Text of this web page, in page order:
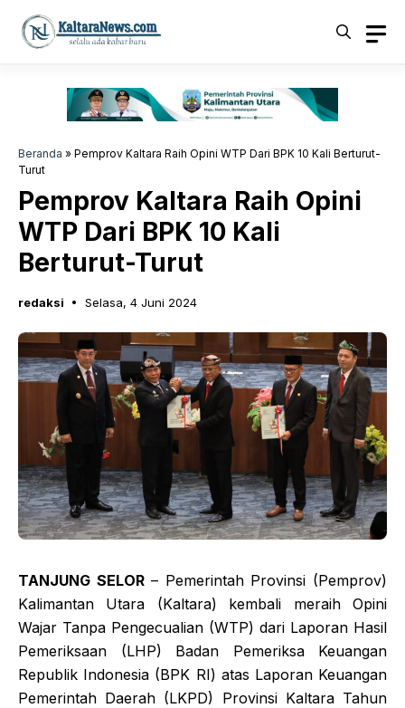
Langsung
Beranda » Pemprov Kaltara Raih Opini WTP Dari BPK 10 Kali Berturut-
Turut
Pemprov Kaltara Raih Opini
WTP Dari BPK 10 Kali
Berturut-Turut
redaksi Selasa, 4 Juni 2024
TANJUNG SELOR– Pemerintah Provinsi (Pemprov)
Kalimantan Utara (Kaltara) kembali meraih Opini
Wajar Tanpa Pengecualian (WTP) dari Laporan Hasil
Pemeriksaan (LHP) Badan Pemeriksa Keuangan
Republik Indonesia (BPK RI) atas Laporan Keuangan
Pemerintah Daerah (LKPD) Provinsi Kaltara Tahun